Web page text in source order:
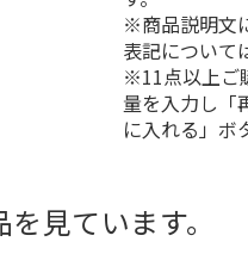
※商品説明文
表記について
※11点以上ご
量を入力し「
に入れる」ボ
見ています。